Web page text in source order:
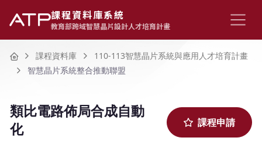
課程資料庫系統
教育部跨域智慧晶片設計人才培育計畫
Home課程資料庫
110-113智慧晶片系統與應用人才培育計畫
智慧晶片系統整合推動聯盟
類比電路佈局合成自動
化
課程申請